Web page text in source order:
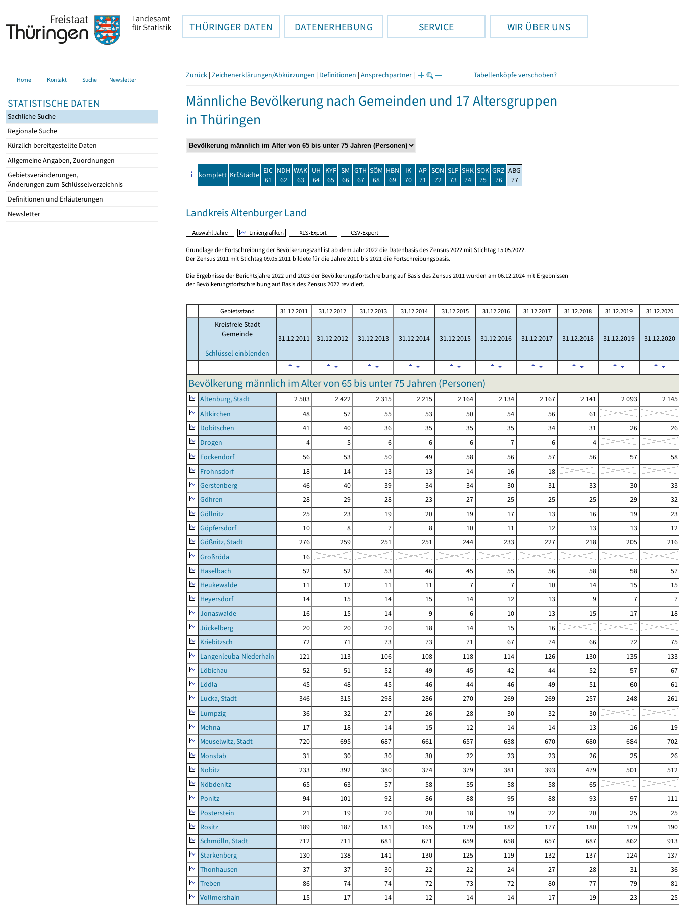
THÜRINGER DATEN DATENERHEBUNG SERVICE WIR ÜBER UNS
Home Kontakt Suche Newsletter
STATISTISCHE DATEN
Sachliche Suche
Regionale Suche
Kürzlich bereitgestellte Daten
Allgemeine Angaben, Zuordnungen
Gebietsveränderungen,
Änderungen zum Schlüsselverzeichnis
Definitionen und Erläuterungen
Newsletter
Zurück | Zeichenerklärungen/Abkürzungen | Definitionen | Ansprechpartner | Tabellenköpfe verschoben?
Männliche Bevölkerung nach Gemeinden und 17 Altersgruppen
in Thüringen
komplett Krf.Städte EIC
61
NDH
62
WAK
63
UH
64
KYF
65
SM
66
GTH
67
SÖM
68
HBN
69
IK
70
AP
71
SON
72
SLF
73
SHK
74
SOK
75
GRZ
76
ABG
77
Landkreis Altenburger Land
Grundlage der Fortschreibung der Bevölkerungszahl ist ab dem Jahr 2022 die Datenbasis des Zensus 2022 mit Stichtag 15.05.2022.
Der Zensus 2011 mit Stichtag 09.05.2011 bildete für die Jahre 2011 bis 2021 die Fortschreibungsbasis.
Die Ergebnisse der Berichtsjahre 2022 und 2023 der Bevölkerungsfortschreibung auf Basis des Zensus 2011 wurden am 06.12.2024 mit Ergebnissen
der Bevölkerungsfortschreibung auf Basis des Zensus 2022 revidiert.
Gebietsstand 31.12.2011 31.12.2012 31.12.2013 31.12.2014 31.12.2015 31.12.2016 31.12.2017 31.12.2018 31.12.2019 31.12.2020
Kreisfreie Stadt
Gemeinde
Schlüssel einblenden
31.12.2011 31.12.2012 31.12.2013 31.12.2014 31.12.2015 31.12.2016 31.12.2017 31.12.2018 31.12.2019 31.12.2020
Bevölkerung männlich im Alter von 65 bis unter 75 Jahren (Personen)
Altenburg, Stadt 2 503 2 422 2 315 2 215 2 164 2 134 2 167 2 141 2 093
2 145
Altkirchen
48 57 55 53 50 54 56
61
Dobitschen
41 40 36 35 35 35 34 31 26
26
Drogen
4 5 6 6 6 7 6
4
Fockendorf
56 53 50 49 58 56 57 56 57
58
Frohnsdorf
18 14 13 13 14 16
18
Gerstenberg
46 40 39 34 34 30 31 33 30
33
Göhren
28 29 28 23 27 25 25 25 29
32
Göllnitz
25 23 19 20 19 17 13 16 19
23
Göpfersdorf
10 8 7 8 10 11 12 13 13
12
Gößnitz, Stadt
276 259 251 251 244 233 227 218 205
216
Großröda
16
Haselbach
52 52 53 46 45 55 56 58 58
57
Heukewalde
11 12 11 11 7 7 10 14 15
15
Heyersdorf
14 15 14 15 14 12 13 9 7
7
Jonaswalde
16 15 14 9 6 10 13 15 17
18
Jückelberg
20 20 20 18 14 15
16
Kriebitzsch
72 71 73 73 71 67 74 66 72
75
Langenleuba-Niederhain
121 113 106 108 118 114 126 130 135
133
Löbichau
52 51 52 49 45 42 44 52 57
67
Lödla
45 48 45 46 44 46 49 51 60
61
Lucka, Stadt
346 315 298 286 270 269 269 257 248
261
Lumpzig
36 32 27 26 28 30 32
30
Mehna
17 18 14 15 12 14 14 13 16
19
Meuselwitz, Stadt
720 695 687 661 657 638 670 680 684
702
Monstab
31 30 30 30 22 23 23 26 25
26
Nobitz
233 392 380 374 379 381 393 479 501
512
Nöbdenitz
65 63 57 58 55 58 58
65
Ponitz
94 101 92 86 88 95 88 93 97
111
Posterstein
21 19 20 20 18 19 22 20 25
25
Rositz
189 187 181 165 179 182 177 180 179
190
Schmölln, Stadt
712 711 681 671 659 658 657 687 862
913
Starkenberg
130 138 141 130 125 119 132 137 124
137
Thonhausen
37 37 30 22 22 24 27 28 31
36
Treben
86 74 74 72 73 72 80 77 79
81
Vollmershain
15 17 14 12 14 14 17 19 23 25